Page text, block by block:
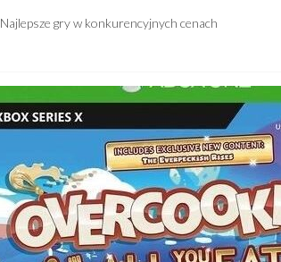
Najlepsze gry w konkurencyjnych cenach